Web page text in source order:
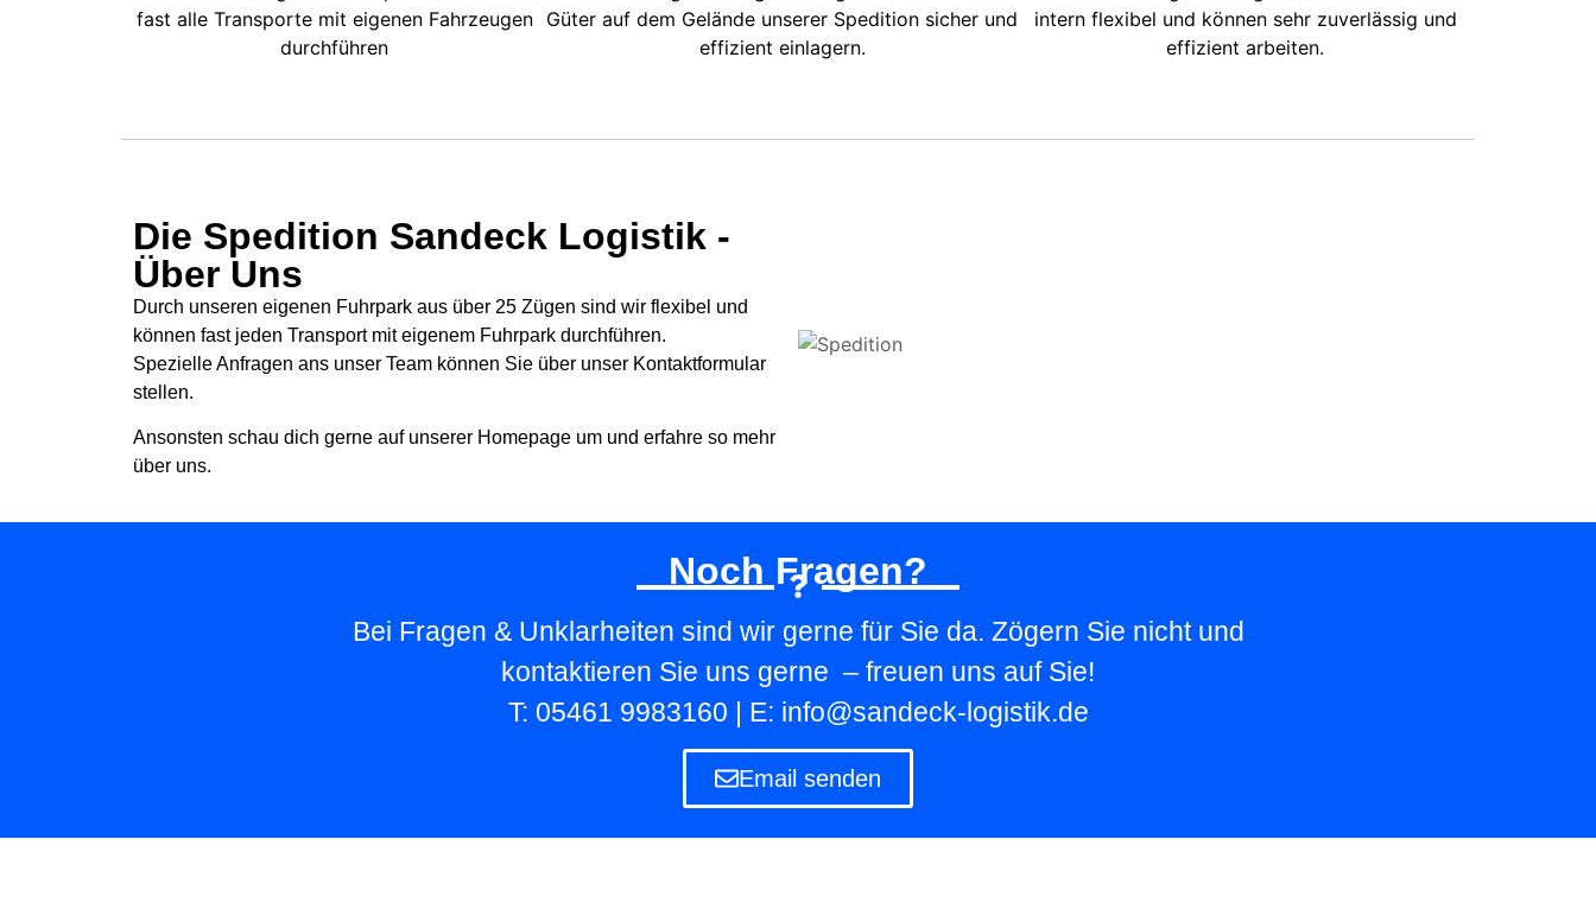
fast alle Transporte mit eigenen Fahrzeugen
durchführen
Güter auf dem Gelände unserer Spedition sicher und
effizient einlagern.
intern flexibel und können sehr zuverlässig und
effizient arbeiten.
Die Spedition Sandeck Logistik -
Über Uns
Durch unseren eigenen Fuhrpark aus über 25 Zügen sind wir flexibel und
können fast jeden Transport mit eigenem Fuhrpark durchführen.
Spezielle Anfragen ans unser Team können Sie über unser Kontaktformular
stellen.
Ansonsten schau dich gerne auf unserer Homepage um und erfahre so mehr
über uns.
Noch Fragen?
Bei Fragen & Unklarheiten sind wir gerne für Sie da. Zögern Sie nicht und
kontaktieren Sie uns gerne – freuen uns auf Sie!
T: 05461 9983160 | E: info@sandeck-logistik.de
Email senden